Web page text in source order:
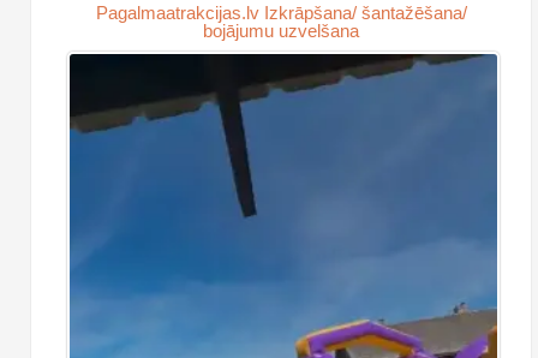
Pagalmaatrakcijas.lv Izkrāpšana/ šantažēšana/
bojājumu uzvelšana